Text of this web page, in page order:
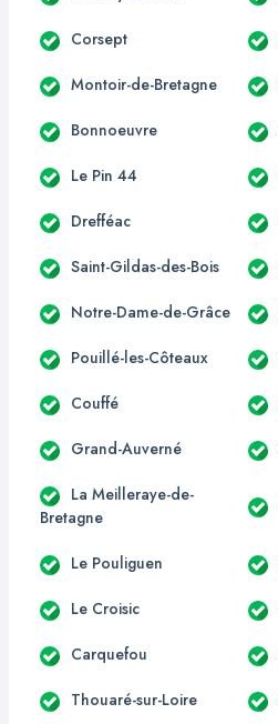
Corsept
Montoir-de-Bretagne
Bonnoeuvre
Le Pin 44
Drefféac
Saint-Gildas-des-Bois
Notre-Dame-de-Grâce
Pouillé-les-Côteaux
Couffé
Grand-Auverné
La Meilleraye-de-
Bretagne
Le Pouliguen
Le Croisic
Carquefou
Thouaré-sur-Loire